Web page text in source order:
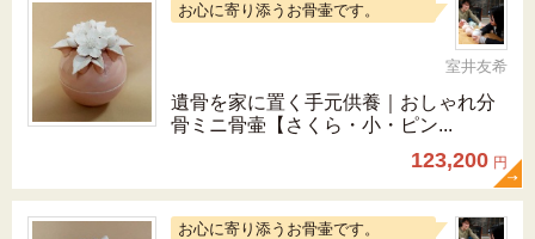
お心に寄り添うお骨壷です。
室井友希
遺骨を家に置く手元供養｜おしゃれ分
骨ミニ骨壷【さくら・小・ピン...
123,200 円
お心に寄り添うお骨壷です。